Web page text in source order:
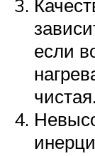
если
чистая.